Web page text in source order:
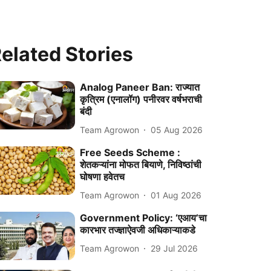
Stories
Analog Paneer Ban: राज्यात
कृत्रिम (एनालॉग) पनीरवर वर्षभराची
बंदी
Team Agrowon 05 Aug 2026
Free Seeds Scheme :
शेतकऱ्यांना मोफत बियाणे, निविष्ठांची
घोषणा हवेतच
Team Agrowon 01 Aug 2026
Government Policy: ‘एआय’चा
कारभार तज्ज्ञाऐवजी अधिकाऱ्याकडे
Team Agrowon 29 Jul 2026